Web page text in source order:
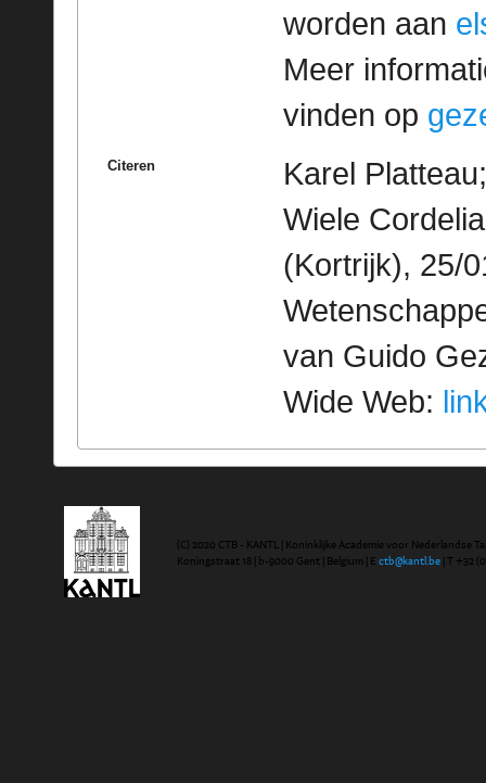
worden aan
Meer
vinden op
Citeren
Karel
Wiele
(Kortrijk), 25/
van Guido
Wide Web:
(C) 2020 CTB - KANTL | Koninklijke Academie voor Nederlandse
Koningstraat 18 | b-9000 Gent | Belgium | E ctb@kantl.be | T +32